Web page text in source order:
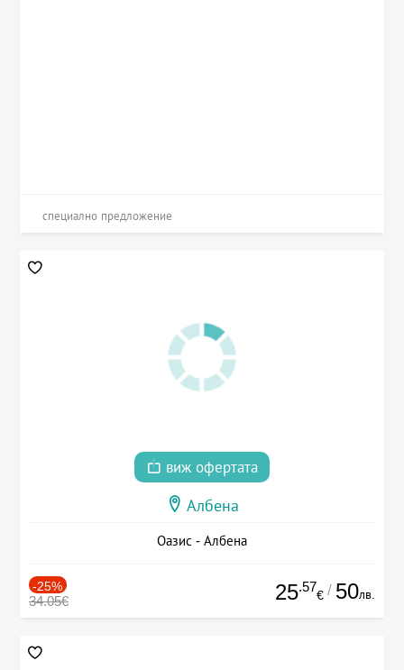
специално предложение
виж офертата
Албена
Оазис - Албена
-25%
34.05€ 25.57
€ / 50лв.